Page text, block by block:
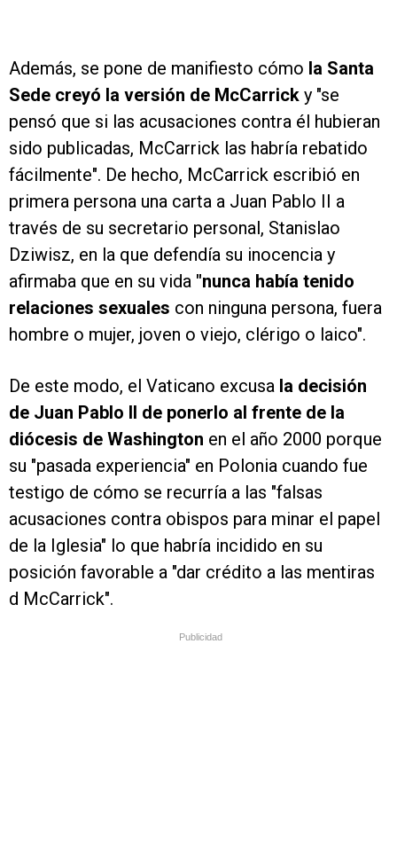
Además, se pone de manifiesto cómo la Santa
Sede creyó la versión de McCarrick y "se
pensó que si las acusaciones contra él hubieran
sido publicadas, McCarrick las habría rebatido
fácilmente". De hecho, McCarrick escribió en
primera persona una carta a Juan Pablo II a
través de su secretario personal, Stanislao
Dziwisz, en la que defendía su inocencia y
afirmaba que en su vida "nunca había tenido
relaciones sexuales con ninguna persona, fuera
hombre o mujer, joven o viejo, clérigo o laico".
De este modo, el Vaticano excusa la decisión
de Juan Pablo II de ponerlo al frente de la
diócesis de Washington en el año 2000 porque
su "pasada experiencia" en Polonia cuando fue
testigo de cómo se recurría a las "falsas
acusaciones contra obispos para minar el papel
de la Iglesia" lo que habría incidido en su
posición favorable a "dar crédito a las mentiras
d McCarrick".
Publicidad